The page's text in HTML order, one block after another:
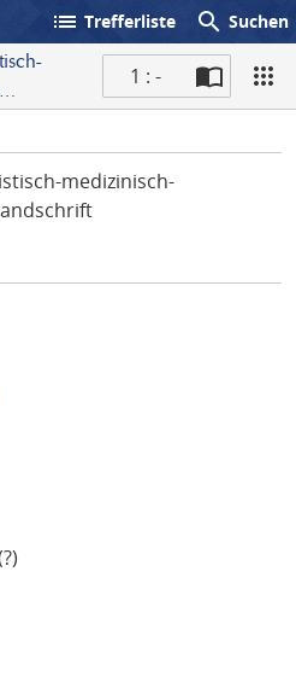
list Trefferliste search Suchen
1 : -
medizinisch-